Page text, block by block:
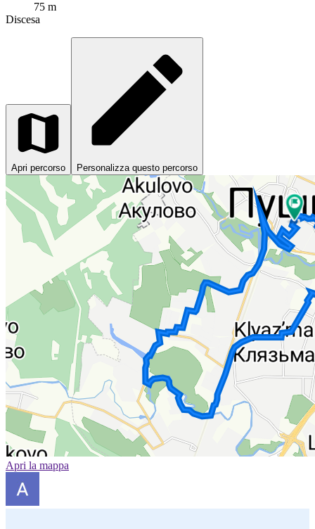
75 m
Discesa
Apri percorso Personalizza questo percorso
Apri la mappa